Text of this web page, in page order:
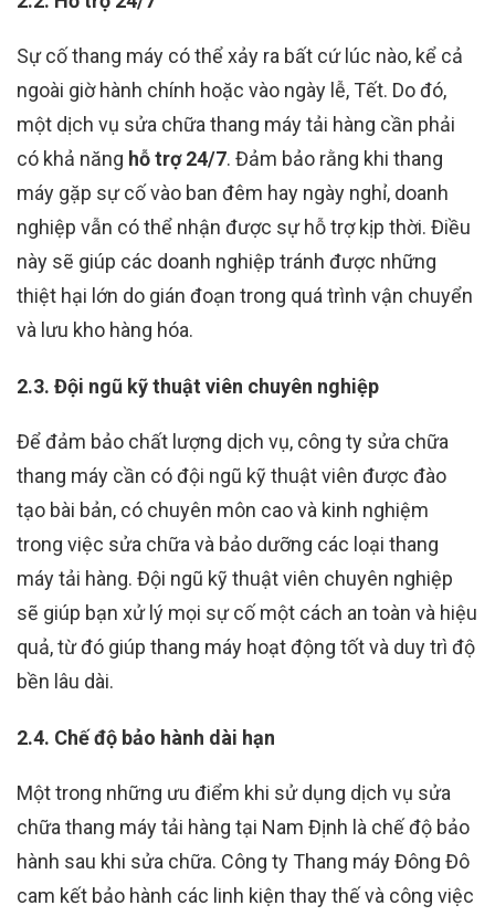
Sự cố thang máy có thể xảy ra bất cứ lúc nào, kể cả
ngoài giờ hành chính hoặc vào ngày lễ, Tết. Do đó,
một dịch vụ sửa chữa thang máy tải hàng cần phải
có khả năng hỗ trợ 24/7. Đảm bảo rằng khi thang
máy gặp sự cố vào ban đêm hay ngày nghỉ, doanh
nghiệp vẫn có thể nhận được sự hỗ trợ kịp thời. Điều
này sẽ giúp các doanh nghiệp tránh được những
thiệt hại lớn do gián đoạn trong quá trình vận chuyển
và lưu kho hàng hóa.
2.3. Đội ngũ kỹ thuật viên chuyên nghiệp
Để đảm bảo chất lượng dịch vụ, công ty sửa chữa
thang máy cần có đội ngũ kỹ thuật viên được đào
tạo bài bản, có chuyên môn cao và kinh nghiệm
trong việc sửa chữa và bảo dưỡng các loại thang
máy tải hàng. Đội ngũ kỹ thuật viên chuyên nghiệp
sẽ giúp bạn xử lý mọi sự cố một cách an toàn và hiệu
quả, từ đó giúp thang máy hoạt động tốt và duy trì độ
bền lâu dài.
2.4. Chế độ bảo hành dài hạn
Một trong những ưu điểm khi sử dụng dịch vụ sửa
chữa thang máy tải hàng tại Nam Định là chế độ bảo
hành sau khi sửa chữa. Công ty Thang máy Đông Đô
cam kết bảo hành các linh kiện thay thế và công việc